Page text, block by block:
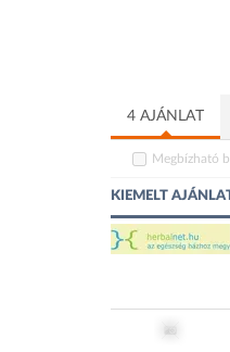
4 AJÁNLAT
Megbízható
KIEMELT